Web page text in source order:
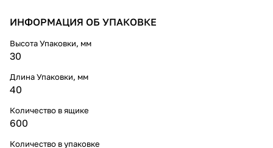
ИНФОРМАЦИЯ ОБ УПАКОВКЕ
Высота Упаковки, мм
30
Длина Упаковки, мм
40
Количество в ящике
600
Количество в упаковке